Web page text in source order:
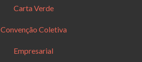
Carta Verde
Convenção Coletiva
Empresarial